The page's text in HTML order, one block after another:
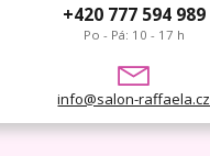
+420 777 594 989
Po - Pá: 10 - 17 h
info@salon-raffaela.cz